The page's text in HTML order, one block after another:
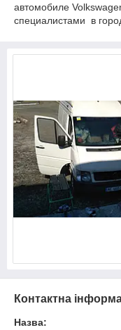
автомобиле
специалистами в
Контактна
Назва: